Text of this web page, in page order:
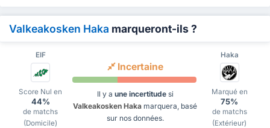
Valkeakosken Haka marqueront-ils ?
EIF Haka
Score Nul en
44%
de matchs
(Domicile)
Incertaine
Il y a une incertitudesi
Valkeakosken Haka marquera, basé
sur nos données.
Marqué en
75%
de matchs
(Extérieur)